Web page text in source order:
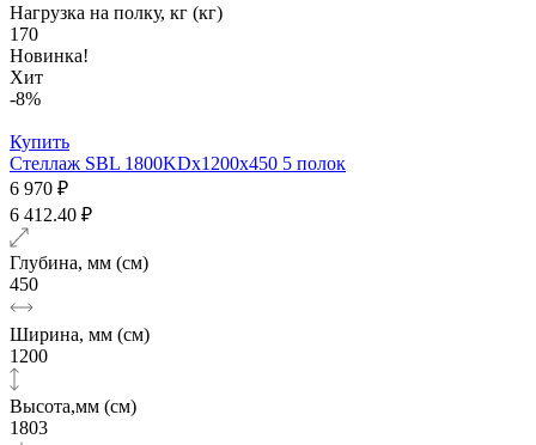
Нагрузка на полку, кг (кг)
170
Новинка!
Хит
-8%
Купить
Стеллаж SBL 1800KDх1200x450 5 полок
6 970 ₽
6 412.40 ₽
Глубина, мм (см)
450
Ширина, мм (см)
1200
Высота,мм (см)
1803